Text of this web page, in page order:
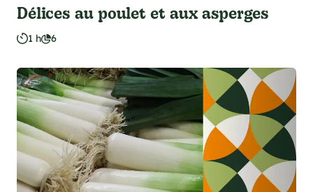
Délices au poulet et aux asperges
1 h 6